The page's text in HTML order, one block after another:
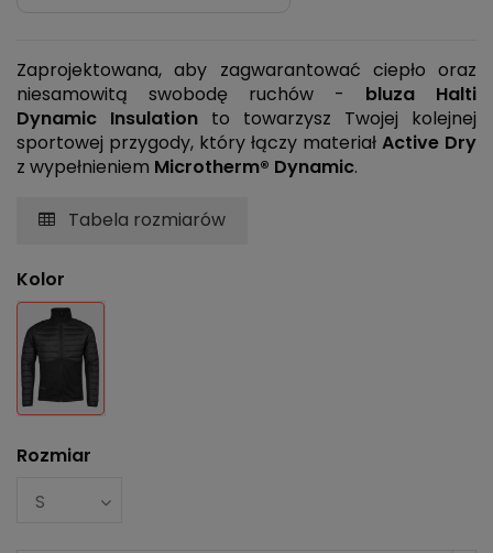
Zaprojektowana, aby zagwarantować ciepło oraz
niesamowitą swobodę ruchów - bluza Halti
Dynamic Insulation to towarzysz Twojej kolejnej
sportowej przygody, który łączy materiał Active Dry
z wypełnieniem Microtherm® Dynamic.
Tabela rozmiarów
Kolor
Czarny
Rozmiar